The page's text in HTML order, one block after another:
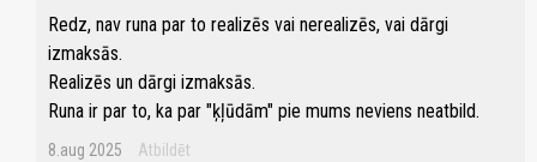
Redz, nav runa par to realizēs vai nerealizēs, vai dārgi
izmaksās.
Realizēs un dārgi izmaksās.
Runa ir par to, ka par "ķļūdām" pie mums neviens neatbild.
8.aug 2025 Atbildēt